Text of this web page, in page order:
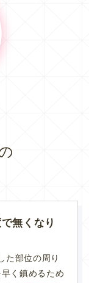
無くなり
た部位の周り
く鎮めるため